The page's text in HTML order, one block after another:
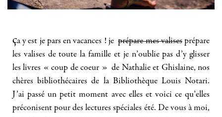
ça y est je pars en vacances ! jeprépare mes valisesprépare
les valises de toute la famille et je n’oublie pas d’y glisser
les livres « coup de coeur » de Nathalie et Ghislaine, nos
chères bibliothécaires de la Bibliothèque Louis Notari.
J’ai passé un petit moment avec elles et voici ce qu’elles
préconisent pour des lectures spéciales été. De vous à moi,